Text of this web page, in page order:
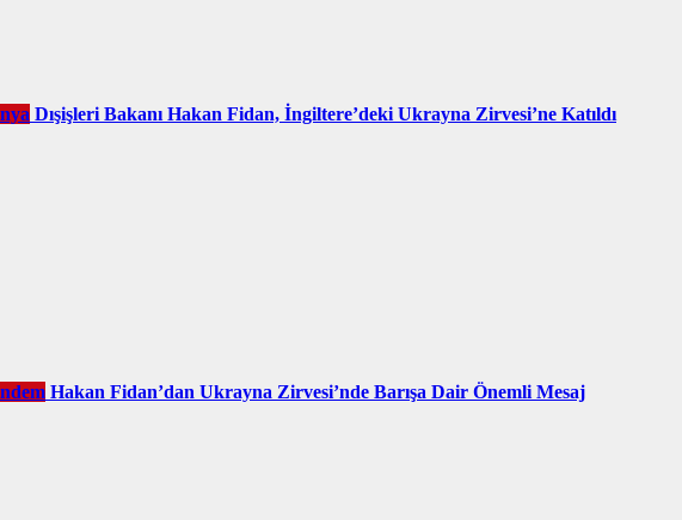
Dışişleri Bakanı Hakan Fidan, İngiltere’deki Ukrayna Zirvesi’ne Katıldı
Hakan Fidan’dan Ukrayna Zirvesi’nde Barışa Dair Önemli Mesaj